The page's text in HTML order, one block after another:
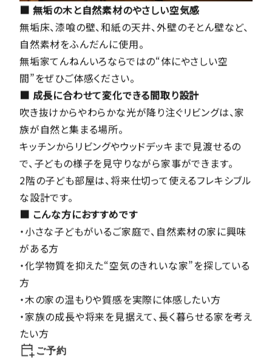
■ 無垢の木と自然素材のやさしい空気感
無垢床、漆喰の壁、和紙の天井、外壁のそとん壁など、
自然素材をふんだんに使用。
無垢家てんねんいろならではの“体にやさしい空
間”をぜひご体感ください。
■ 成長に合わせて変化できる間取り設計
吹き抜けからやわらかな光が降り注ぐリビングは、家
族が自然と集まる場所。
キッチンからリビングやウッドデッキまで見渡せるの
で、子どもの様子を見守りながら家事ができます。
2階の子ども部屋は、将来仕切って使えるフレキシブル
な設計です。
■ こんな方におすすめです
・小さな子どもがいるご家庭で、自然素材の家に興味
がある方
・化学物質を抑えた“空気のきれいな家”を探している
方
・木の家の温もりや質感を実際に体感したい方